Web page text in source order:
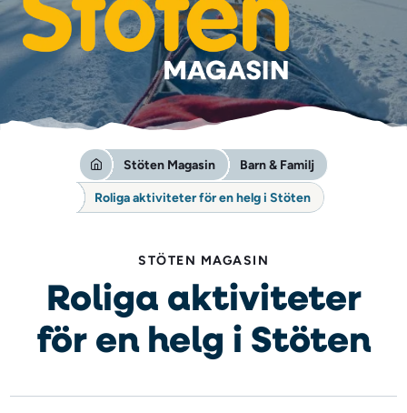
Stöten Magasin Barn & Familj
Roliga aktiviteter för en helg i Stöten
STÖTEN MAGASIN
Roliga aktiviteter
för en helg i Stöten